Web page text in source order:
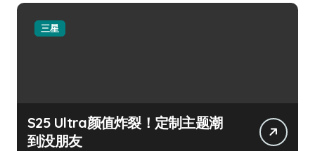
三星
S25 Ultra颜值炸裂！定制主题潮
到没朋友